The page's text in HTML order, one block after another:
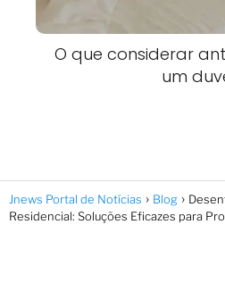
O que considerar
um
Jnews Portal de Notícias Blog
Residencial: Soluções Eficazes para